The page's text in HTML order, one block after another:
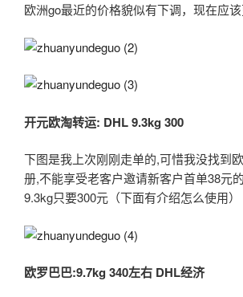
欧洲go最近的价格貌似有下调，现在应
开元欧淘转运: DHL 9.3kg 300
下图是我上次刚刚走单的,可惜我没找到
册,不能享受老客户邀请新客户首单38元
9.3kg只要300元（下面有介绍怎么使用）
欧罗巴巴:9.7kg 340左右 DHL经济